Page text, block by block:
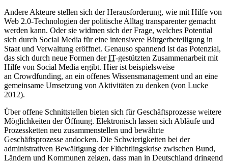
Andere Akteure stellen sich der Herausforderung, wie mit Hilfe von
Web 2.0-Technologien der politische Alltag transparenter gemacht
werden kann. Oder sie widmen sich der Frage, welches Potential
sich durch Social Media für eine intensivere Bürgerbeteiligung in
Staat und Verwaltung eröffnet. Genauso spannend ist das Potenzial,
das sich durch neue Formen derIT-gestützten Zusammenarbeit mit
Hilfe von Social Media ergibt. Hier ist beispielsweise
an Crowdfunding, an ein offenes Wissensmanagement und an eine
gemeinsame Umsetzung von Aktivitäten zu denken (von Lucke
2012).
Über offene Schnittstellen bieten sich für Geschäftsprozesse weitere
Möglichkeiten der Öffnung. Elektronisch lassen sich Abläufe und
Prozessketten neu zusammenstellen und bewährte
Geschäftsprozesse andocken. Die Schwierigkeiten bei der
administrativen Bewältigung der Flüchtlingskrise zwischen Bund,
Ländern und Kommunen zeigen, dass man in Deutschland dringend